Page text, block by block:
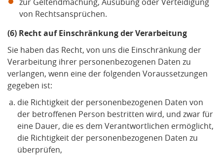
von Rechtsansprüchen.
(6) Recht auf Einschränkung der Verarbeitung
Sie haben das Recht, von uns die Einschränkung der
Verarbeitung ihrer personenbezogenen Daten zu
verlangen, wenn eine der folgenden Voraussetzungen
gegeben ist:
die Richtigkeit der personenbezogenen Daten von
der betroffenen Person bestritten wird, und zwar für
eine Dauer, die es dem Verantwortlichen ermöglicht,
die Richtigkeit der personenbezogenen Daten zu
überprüfen,